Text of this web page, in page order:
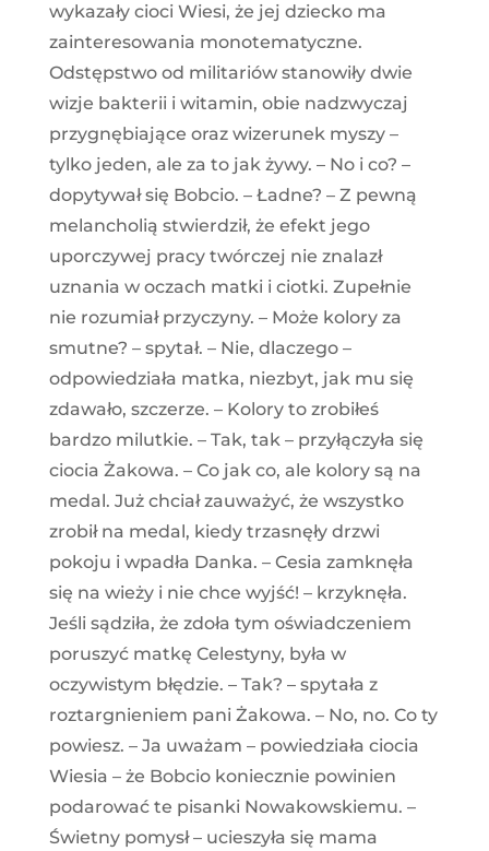
wykazały cioci Wiesi, że jej dziecko ma
zainteresowania monotematyczne.
Odstępstwo od militariów stanowiły dwie
wizje bakterii i witamin, obie nadzwyczaj
przygnębiające oraz wizerunek myszy –
tylko jeden, ale za to jak żywy. – No i co? –
dopytywał się Bobcio. – Ładne? – Z pewną
melancholią stwierdził, że efekt jego
uporczywej pracy twórczej nie znalazł
uznania w oczach matki i ciotki. Zupełnie
nie rozumiał przyczyny. – Może kolory za
smutne? – spytał. – Nie, dlaczego –
odpowiedziała matka, niezbyt, jak mu się
zdawało, szczerze. – Kolory to zrobiłeś
bardzo milutkie. – Tak, tak – przyłączyła się
ciocia Żakowa. – Co jak co, ale kolory są na
medal. Już chciał zauważyć, że wszystko
zrobił na medal, kiedy trzasnęły drzwi
pokoju i wpadła Danka. – Cesia zamknęła
się na wieży i nie chce wyjść! – krzyknęła.
Jeśli sądziła, że zdoła tym oświadczeniem
poruszyć matkę Celestyny, była w
oczywistym błędzie. – Tak? – spytała z
roztargnieniem pani Żakowa. – No, no. Co ty
powiesz. – Ja uważam – powiedziała ciocia
Wiesia – że Bobcio koniecznie powinien
podarować te pisanki Nowakowskiemu. –
Świetny pomysł – ucieszyła się mama